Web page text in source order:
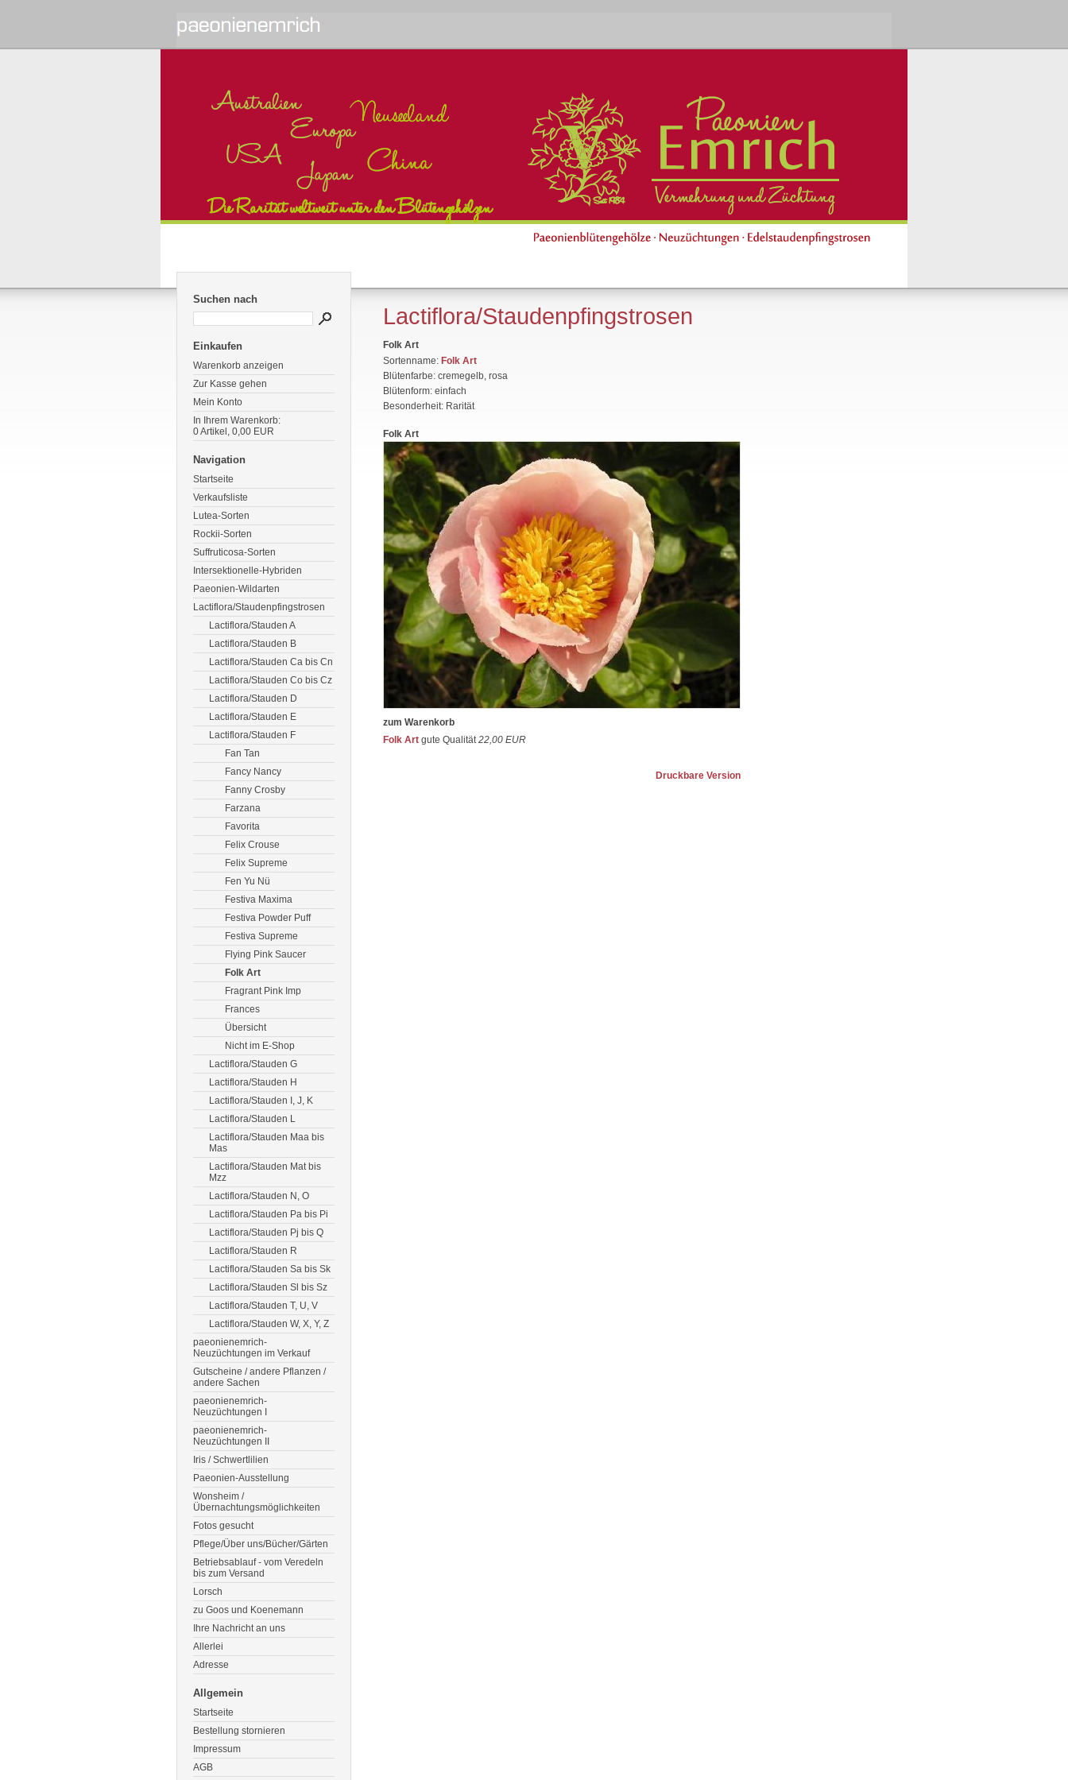
Suchen nach
Einkaufen
Warenkorb anzeigen
Zur Kasse gehen
Mein Konto
In Ihrem Warenkorb:
0Artikel, 0,00 EUR
Navigation
Startseite
Verkaufsliste
Lutea-Sorten
Rockii-Sorten
Suffruticosa-Sorten
Intersektionelle-Hybriden
Paeonien-Wildarten
Lactiflora/Staudenpfingstrosen
Lactiflora/Stauden A
Lactiflora/Stauden B
Lactiflora/Stauden Ca bis Cn
Lactiflora/Stauden Co bis Cz
Lactiflora/Stauden D
Lactiflora/Stauden E
Lactiflora/Stauden F
Fan Tan
Fancy Nancy
Fanny Crosby
Farzana
Favorita
Felix Crouse
Felix Supreme
Fen Yu Nü
Festiva Maxima
Festiva Powder Puff
Festiva Supreme
Flying Pink Saucer
Folk Art
Fragrant Pink Imp
Frances
Übersicht
Nicht im E-Shop
Lactiflora/Stauden G
Lactiflora/Stauden H
Lactiflora/Stauden I, J, K
Lactiflora/Stauden L
Lactiflora/Stauden Maa bis
Mas
Lactiflora/Stauden Mat bis
Mzz
Lactiflora/Stauden N, O
Lactiflora/Stauden Pa bis Pi
Lactiflora/Stauden Pj bis Q
Lactiflora/Stauden R
Lactiflora/Stauden Sa bis Sk
Lactiflora/Stauden Sl bis Sz
Lactiflora/Stauden T, U, V
Lactiflora/Stauden W, X, Y, Z
paeonienemrich-
Neuzüchtungen im Verkauf
Gutscheine / andere Pflanzen /
andere Sachen
paeonienemrich-
Neuzüchtungen I
paeonienemrich-
Neuzüchtungen II
Iris / Schwertlilien
Paeonien-Ausstellung
Wonsheim /
Übernachtungsmöglichkeiten
Fotos gesucht
Pflege/Über uns/Bücher/Gärten
Betriebsablauf - vom Veredeln
bis zum Versand
Lorsch
zu Goos und Koenemann
Ihre Nachricht an uns
Allerlei
Adresse
Allgemein
Startseite
Bestellung stornieren
Impressum
AGB
Lactiflora/Staudenpfingstrosen
Folk Art
Sortenname: Folk Art
Blütenfarbe: cremegelb, rosa
Blütenform: einfach
Besonderheit: Rarität
Folk Art
zum Warenkorb
Folk Art gute Qualität22,00 EUR
Druckbare Version